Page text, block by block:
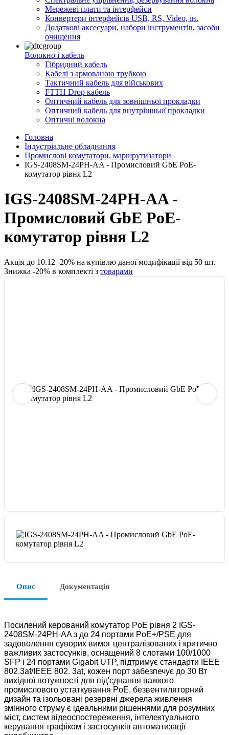
Мережеві плати та інтерфейси
Конвертери інтерфейсів USB, RS, Video, ін.
Додаткові аксесуари, набори інструментів, засоби
очищення
Волокно і кабель
Гібридний кабель
Кабелі з армованою трубкою
Тактичний кабель для військових
FTTH Drop кабель
Оптичний кабель для зовнішньої прокладки
Оптичний кабель для внутрішньої прокладки
Оптичні волокна
Головна
Індустріальне обладнання
Промислові комутатори, маршрутизатори
IGS-2408SM-24PH-AA - Промисловий GbE PoE-
комутатор рівня L2
IGS-2408SM-24PH-AA -
Промисловий GbE PoE-
комутатор рівня L2
Акція до 10.12 -20% на купівлю даної модифікації від 50 шт.
Знижка -20% в комплекті з товарами
Опис Документація
Посилений керований комутатор PoE рівня 2 IGS-
2408SM-24PH-AA з до 24 портами PoE+/PSE для
задоволення суворих вимог централізованих і критично
важливих застосунків, оснащений 8 слотами 100/1000
SFP і 24 портами Gigabit UTP, підтримує стандарти IEEE
802.3af/IEEE 802. 3at, кожен порт забезпечує до 30 Вт
вихідної потужності для під'єднання важкого
промислового устаткування PoE, безвентиляторний
дизайн та ізольовані резервні джерела живлення
змінного струму є ідеальними рішеннями для розумних
міст, систем відеоспостереження, інтелектуального
керування трафіком і застосунків автоматизації